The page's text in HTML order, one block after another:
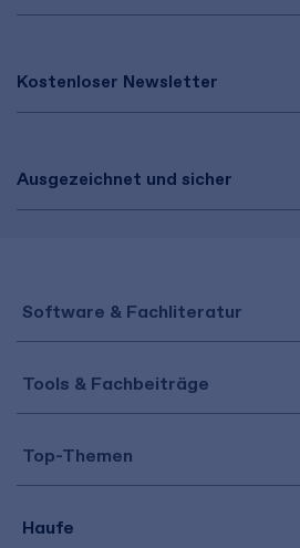
Kostenloser Newsletter
Ausgezeichnet und sicher
Software & Fachliteratur
Tools & Fachbeiträge
Top-Themen
Haufe